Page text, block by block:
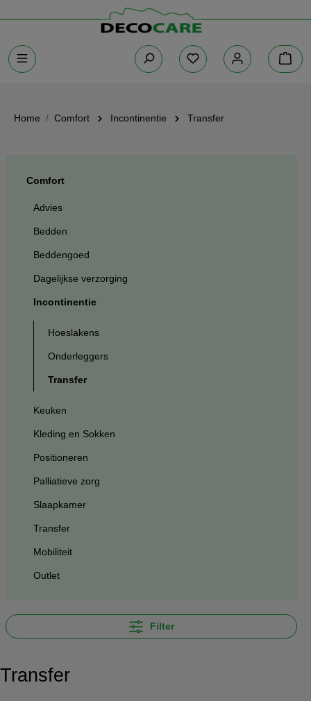
Home Comfort Incontinentie Transfer
Comfort
Advies
Bedden
Beddengoed
Dagelijkse verzorging
Incontinentie
Hoeslakens
Onderleggers
Transfer
Keuken
Kleding en Sokken
Positioneren
Palliatieve zorg
Slaapkamer
Transfer
Mobiliteit
Outlet
Filter
Transfer